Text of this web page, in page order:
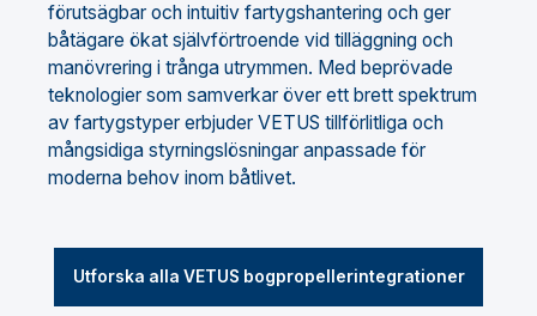
förutsägbar och intuitiv fartygshantering och ger
båtägare ökat självförtroende vid tilläggning och
manövrering i trånga utrymmen. Med beprövade
teknologier som samverkar över ett brett spektrum
av fartygstyper erbjuder VETUS tillförlitliga och
mångsidiga styrningslösningar anpassade för
moderna behov inom båtlivet.
Utforska alla VETUS bogpropellerintegrationer